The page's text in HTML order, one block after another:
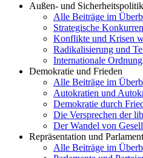
Außen- und Sicherheitspolitik
Alle Beiträge im
Strategische
Konflikte und Krisen
Radikalisierung und
Internationale
Demokratie und Frieden
Alle Beiträge im
Autokratien und
Demokratie durch
Die Versprechen der
Der Wandel von
Repräsentation und
Alle Beiträge im